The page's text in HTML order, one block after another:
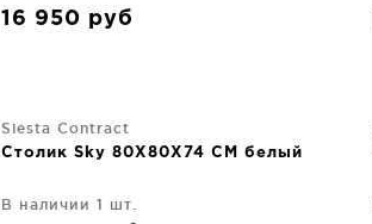
16 950 руб
Siesta Contract
Столик Sky 80X80X74 CM белый
В наличии 1 шт.